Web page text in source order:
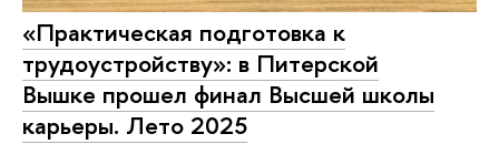
«Практическая подготовка к
трудоустройству»: в Питерской
Вышке прошел финал Высшей школы
карьеры. Лето 2025